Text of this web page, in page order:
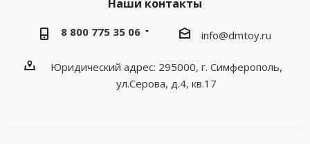
Наши контакты
8 800 775 35 06 info@dmtoy.ru
Юридический адрес: 295000, г. Симферополь,
ул.Серова, д.4, кв.17